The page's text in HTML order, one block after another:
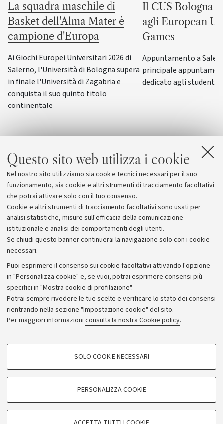
Questo sito web utilizza i cookie
Nel nostro sito utilizziamo sia cookie tecnici necessari per il suo
funzionamento, sia cookie e altri strumenti di tracciamento facoltativi
che potrai attivare solo con il tuo consenso.
Cookie e altri strumenti di tracciamento facoltativi sono usati per
analisi statistiche, misure sull'efficacia della comunicazione
istituzionale e analisi dei comportamenti degli utenti.
Se chiudi questo banner continuerai la navigazione solo con i cookie
necessari.
Puoi esprimere il consenso sui cookie facoltativi attivando l'opzione
in "Personalizza cookie" e, se vuoi, potrai esprimere consensi più
specifici in "Mostra cookie di profilazione".
Potrai sempre rivedere le tue scelte e verificare lo stato dei consensi
rientrando nella sezione "Impostazione cookie" del sito.
Per maggiori informazioni consulta la nostra Cookie policy.
COOKIE DI PROFILAZIONE - FACOLTATIVI
COOKIE TECNICI - NECESSARI
SOLO COOKIE NECESSARI
PERSONALIZZA COOKIE
La squadra maschile di
Basket dell'Alma Mater è
campione d'Europa
Ai Giochi Europei Universitari 2026 di
Salerno, l'Università di Bologna supera
in finale l'Università di Zagabria e
conquista il suo quinto titolo
continentale
Il CUS Bologna
agli European
Games
Appuntamento a
principale
dedicato agli
Archivio
Comunicati stampa
Redazione
Rassegna stampa
© Copyright 2026 - ALMA MATER STUDIORUM - Università di
Bologna - Via Zamboni, 33 - 40126 Bologna - PI: 01131710376 -
CF: 80007010376